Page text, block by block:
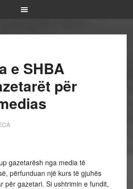
e SHBA
për
gazetarësh nga media të
përfunduan një kurs të gjuhës
për gazetari. Si ushtrimin e fundit,